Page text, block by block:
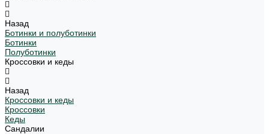
Назад
Ботинки и полуботинки
Ботинки
Полуботинки
Кроссовки и кеды
Назад
Кроссовки и кеды
Кроссовки
Кеды
Сандалии